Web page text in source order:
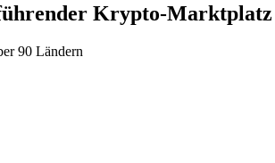
Krypto-Marktplatz
90 Ländern